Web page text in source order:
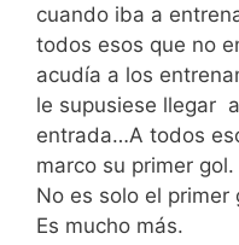
cuando iba a
todos esos que no
acudía a los
le supusiese llegar
entrada…A todos
marco su primer gol.
No es solo el primer
Es mucho más.